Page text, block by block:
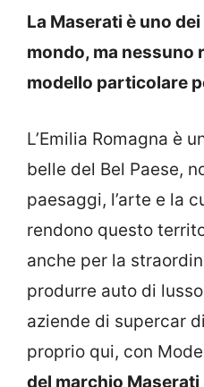
La Maserati è uno
mondo, ma nessuno
modello particolare
L’Emilia Romagna è
belle del Bel Paese,
paesaggi, l’arte e la
rendono questo
anche per la
produrre auto di
aziende di supercar
proprio qui, con
del marchio Maserati